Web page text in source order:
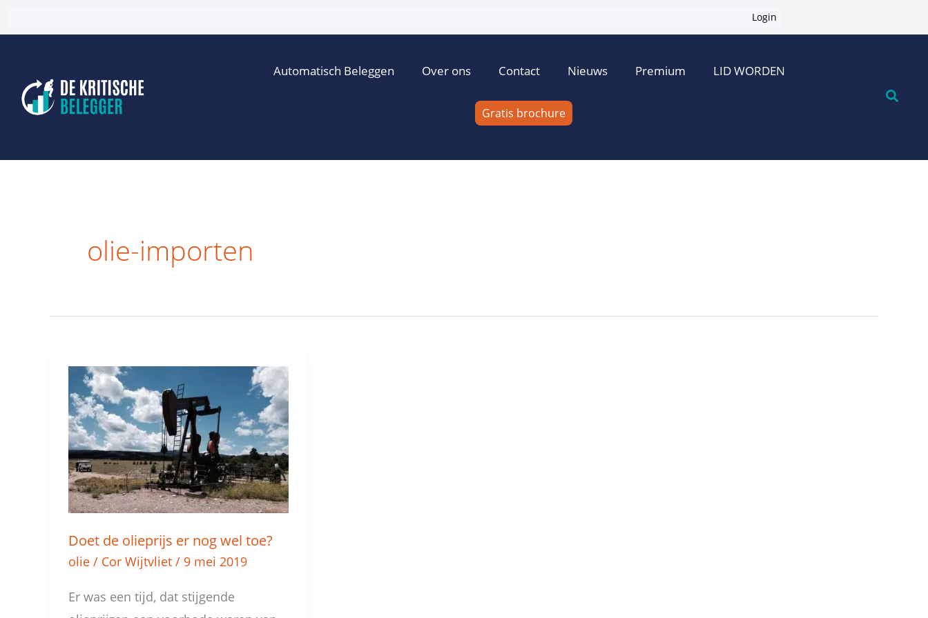
naar
inhoud
Login
Automatisch Beleggen Over ons Contact Nieuws Premium LID WORDEN
Gratis brochure
olie-importen
Doet de olieprijs er nog wel toe?
olie / Cor Wijtvliet / 9 mei 2019
Er was een tijd, dat stijgende
Doet
de
olieprijs
er
nog
wel
toe?